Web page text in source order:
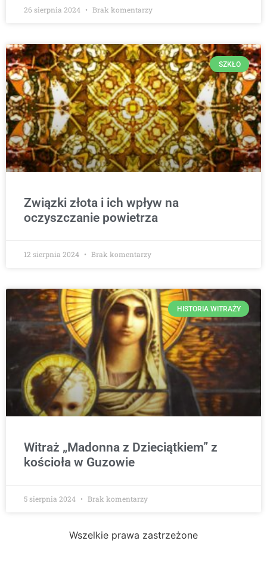
26 sierpnia 2024 Brak komentarzy
SZKŁO
Związki złota i ich wpływ na
oczyszczanie powietrza
12 sierpnia 2024 Brak komentarzy
HISTORIA WITRAŻY
Witraż „Madonna z Dzieciątkiem” z
kościoła w Guzowie
5 sierpnia 2024 Brak komentarzy
Wszelkie prawa zastrzeżone